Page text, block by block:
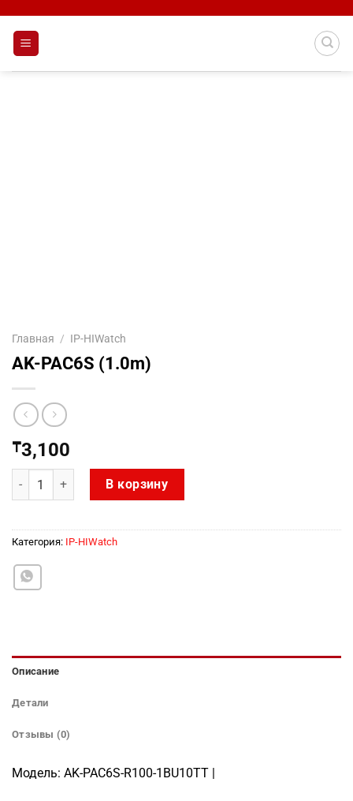
content
Главная / IP-HIWatch
AK-PAC6S (1.0m)
₸3,100
Количество товара AK-PAC6S (1.0m)
В корзину
Категория: IP-HIWatch
Описание
Детали
Отзывы (0)
Модель: AK-PAC6S-R100-1BU10TT |